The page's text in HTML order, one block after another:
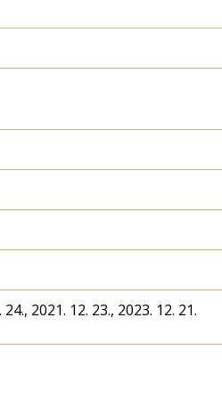
2021. 12. 23., 2023. 12. 21.